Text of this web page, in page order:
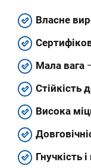
Власне
Мала вага
Стійкість
Висока
Гнучкість